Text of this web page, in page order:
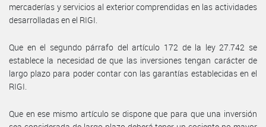
mercaderías y servicios al exterior comprendidas en las actividades
desarrolladas en el RIGI.
Que en el segundo párrafo del artículo 172 de la ley 27.742 se
establece la necesidad de que las inversiones tengan carácter de
largo plazo para poder contar con las garantías establecidas en el
RIGI.
Que en ese mismo artículo se dispone que para que una inversión